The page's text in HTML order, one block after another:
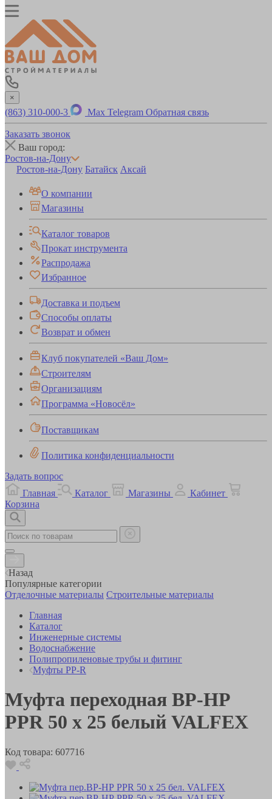
×
(863) 310-000-3 Max Telegram Обратная связь
Заказать звонок
Ваш город:
Ростов-на-Дону
Ростов-на-Дону Батайск Аксай
О компании
Магазины
Каталог товаров
Прокат инструмента
Распродажа
Избранное
Доставка и подъем
Способы оплаты
Возврат и обмен
Клуб покупателей «Ваш Дом»
Строителям
Организациям
Программа «Новосёл»
Поставщикам
Политика конфиденциальности
Задать вопрос
Главная
Каталог Магазины
Кабинет
Корзина
Назад
Популярные категории
Отделочные материалы Строительные материалы
Главная
Каталог
Инженерные системы
Водоснабжение
Полипропиленовые трубы и фитинг
Муфты PP-R
Муфта переходная ВР-НР
PPR 50 х 25 белый VALFEX
Код товара: 607716